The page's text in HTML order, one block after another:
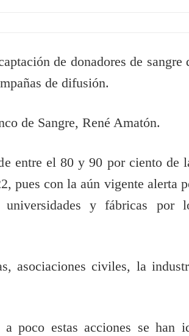
de donadores de sangre
de difusión.
de Sangre, René Amatón.
entre el 80 y 90 por ciento de
pues con la aún vigente alerta
universidades y fábricas por
asociaciones civiles, la
poco estas acciones se han